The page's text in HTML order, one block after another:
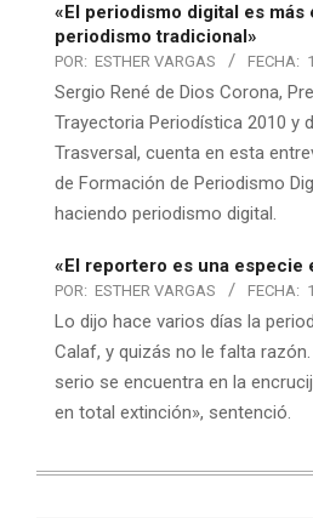
«El periodismo digital es más
periodismo tradicional»
POR: ESTHER VARGAS FECHA:
Sergio René de Dios Corona,
Trayectoria Periodística 2010 y
Trasversal, cuenta en esta
de Formación de Periodismo
haciendo periodismo digital.
«El reportero es una especie
POR: ESTHER VARGAS FECHA:
Lo dijo hace varios días la
Calaf, y quizás no le falta
serio se encuentra en la
en total extinción», sentenció.